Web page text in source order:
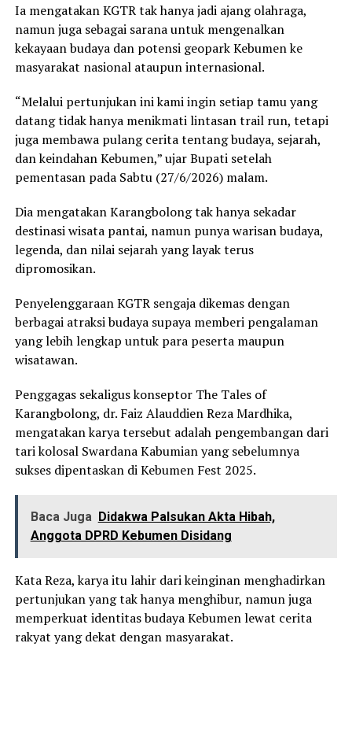
Ia mengatakan KGTR tak hanya jadi ajang olahraga,
namun juga sebagai sarana untuk mengenalkan
kekayaan budaya dan potensi geopark Kebumen ke
masyarakat nasional ataupun internasional.
“Melalui pertunjukan ini kami ingin setiap tamu yang
datang tidak hanya menikmati lintasan trail run, tetapi
juga membawa pulang cerita tentang budaya, sejarah,
dan keindahan Kebumen,” ujar Bupati setelah
pementasan pada Sabtu (27/6/2026) malam.
Dia mengatakan Karangbolong tak hanya sekadar
destinasi wisata pantai, namun punya warisan budaya,
legenda, dan nilai sejarah yang layak terus
dipromosikan.
Penyelenggaraan KGTR sengaja dikemas dengan
berbagai atraksi budaya supaya memberi pengalaman
yang lebih lengkap untuk para peserta maupun
wisatawan.
Penggagas sekaligus konseptor The Tales of
Karangbolong, dr. Faiz Alauddien Reza Mardhika,
mengatakan karya tersebut adalah pengembangan dari
tari kolosal Swardana Kabumian yang sebelumnya
sukses dipentaskan di Kebumen Fest 2025.
Baca Juga Didakwa Palsukan Akta Hibah,
Anggota DPRD Kebumen Disidang
Kata Reza, karya itu lahir dari keinginan menghadirkan
pertunjukan yang tak hanya menghibur, namun juga
memperkuat identitas budaya Kebumen lewat cerita
rakyat yang dekat dengan masyarakat.